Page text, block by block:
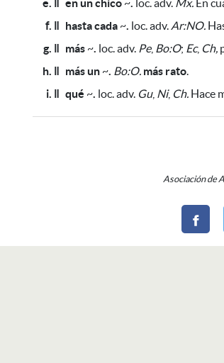
e. ǁ en un chico ~. loc. adv. Mx. En
f. ǁ hasta cada ~. loc. adv. Ar:NO.
g. ǁ más ~. loc. adv. Pe, Bo:O; Ec, Ch,
h. ǁ más un ~. Bo:O. más rato.
i. ǁ qué ~. loc. adv. Gu, Ni, Ch. Hace
Asociación de